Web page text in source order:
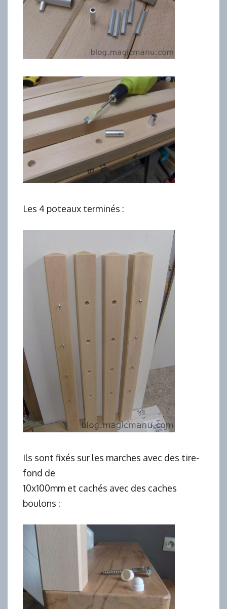
Les 4 poteaux terminés :
Ils sont fixés sur les marches avec des tire-
fond de
10x100mm et cachés avec des caches
boulons :